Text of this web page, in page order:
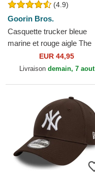
(4.9)
Goorin Bros.
Casquette trucker bleue
marine et rouge aigle The
Freedom Eagle The Farm
Goorin Bros.
EUR 44,95
Livraison demain, 7 aout